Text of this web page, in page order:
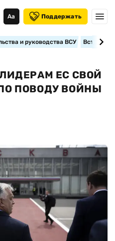
Аа Поддержать
и руководства ВСУ
ЕС СВОЙ
ПОВОДУ ВОЙНЫ